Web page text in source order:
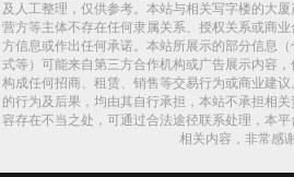
及人工整理，仅供参考。本站与相关写字楼的大
营方等主体不存在任何隶属关系、授权关系或商
方信息或作出任何承诺。本站所展示的部分信息
式等）可能来自第三方合作机构或广告展示内容
构成任何招商、租赁、销售等交易行为或商业建
的行为及后果，均由其自行承担，本站不承担相
容存在不当之处，可通过合法途径联系处理，本
相关内容，非常感谢